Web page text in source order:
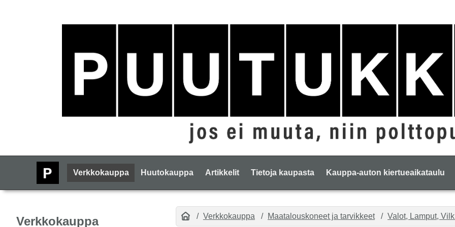
Verkkokauppa Huutokauppa Artikkelit Tietoja kaupasta Kauppa-auton kiertueaikataulu
Verkkokauppa Verkkokauppa Maatalouskoneet ja tarvikkeet Valot, Lamput,